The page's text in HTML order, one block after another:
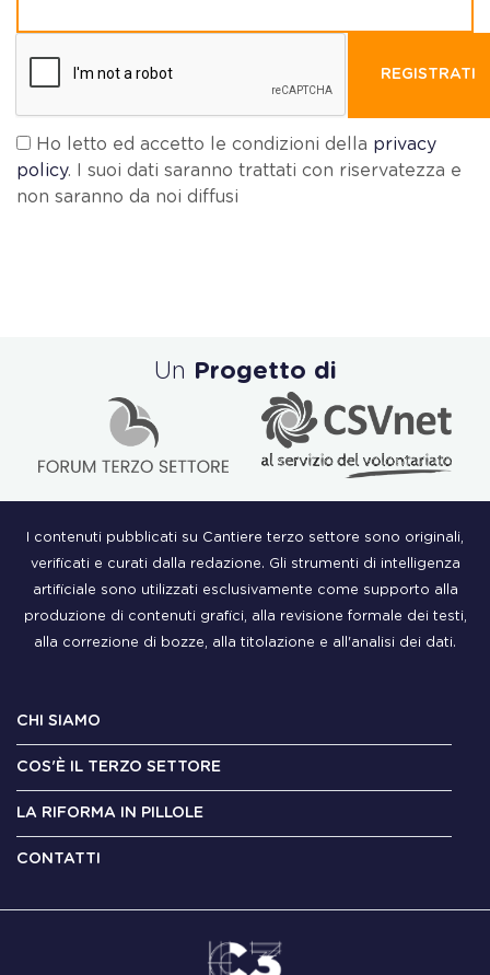
REGISTRATI
Ho letto ed accetto le condizioni della privacy
policy. I suoi dati saranno trattati con riservatezza e
non saranno da noi diffusi
Un Progetto di
I contenuti pubblicati su Cantiere terzo settore sono originali,
verificati e curati dalla redazione. Gli strumenti di intelligenza
artificiale sono utilizzati esclusivamente come supporto alla
produzione di contenuti grafici, alla revisione formale dei testi,
alla correzione di bozze, alla titolazione e all'analisi dei dati.
CHI SIAMO
COS'È IL TERZO SETTORE
LA RIFORMA IN PILLOLE
CONTATTI